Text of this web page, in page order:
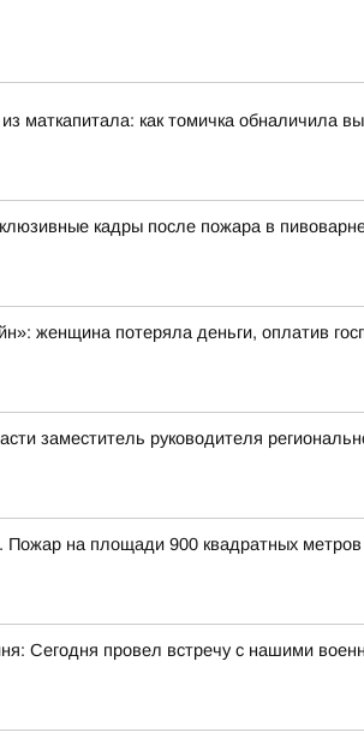
маткапитала: как томичка обналичила
кадры после пожара в
женщина потеряла деньги, оплатив
заместитель руководителя
на площади 900 квадратных
Сегодня провел встречу с нашими